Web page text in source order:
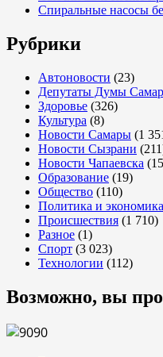
Спиральные насосы
Рубрики
Автоновости (23)
Депутаты Думы
Здоровье (326)
Культура (8)
Новости Самары (1
Новости Сызрани
Новости Чапаевска
Образование (19)
Общество (110)
Политика и экономика
Происшествия (1 710)
Разное (1)
Спорт (3 023)
Технологии (112)
Возможно, вы